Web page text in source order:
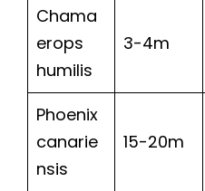
Chama
erops
humilis
3-4m
Phoenix
canarie
nsis
15-20m